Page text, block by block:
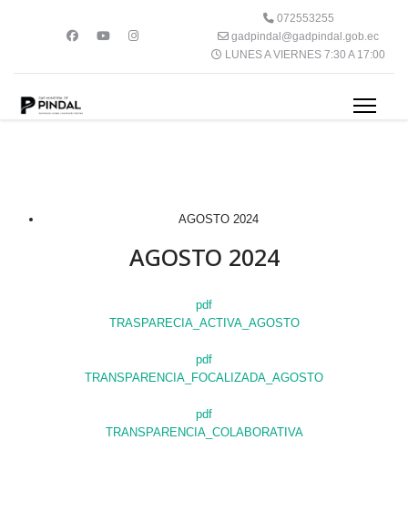
072553255
gadpindal@gadpindal.gob.ec
LUNES A VIERNES 7:30 A 17:00
AGOSTO 2024
AGOSTO 2024
pdf
TRASPARECIA_ACTIVA_AGOSTO
pdf
TRANSPARENCIA_FOCALIZADA_AGOSTO
pdf
TRANSPARENCIA_COLABORATIVA